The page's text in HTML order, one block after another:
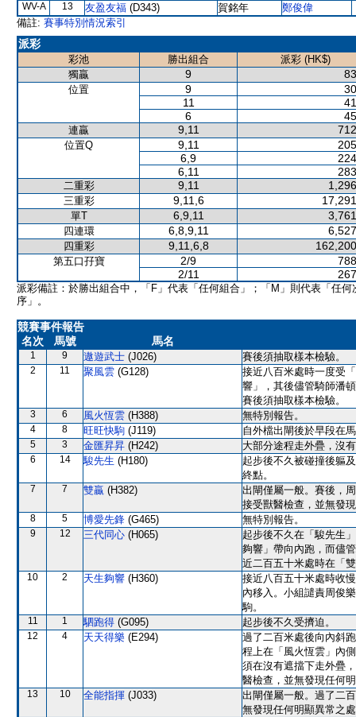
WV-A 13 友盈友福 (D343) 賀銘年
鄭俊偉
備註: 賽事特別情況索引
派彩
彩池 勝出組合
派彩 (HK$)
獨贏
9
位置 9
11
6
連贏 9,11
位置Q 9,11
6,9
6,11
二重彩 9,11
三重彩 9,11,6
單T 6,9,11
四連環 6,8,9,11
四重彩 9,11,6,8
第五口孖寶 2/9
2/11
派彩備註：於勝出組合中，「F」代表「任何組合」；「M」則代表「任何
序」。
競賽事件報告
名次
馬號 馬名
1 9 遨遊武士 (J026) 賽後須抽取樣本檢驗。
2 11 聚風雲 (G128)
接近八百米處時一度受
響」，其後儘管騎師潘
賽後須抽取樣本檢驗。
3 6 風火恆雲 (H388) 無特別報告。
4 8 旺旺快駒 (J119) 自外檔出閘後於早段在
5 3 金匯昇昇 (H242) 大部分途程走外疊，沒
6 14 駿先生 (H180)
起步後不久被碰撞後軀
終點。
7 7 雙贏 (H382)
出閘僅屬一般。賽後，
接受獸醫檢查，並無發
8 5 博愛先鋒 (G465) 無特別報告。
9 12 三代同心 (H065)
起步後不久在「駿先生
夠響」帶向內跑，而儘
近二百五十米處時在「
10 2 天生夠響 (H360)
接近八百五十米處時收
內移入。小組譴責周俊
駒。
11 1 駟跑得 (G095) 起步後不久受擠迫。
12 4 天天得樂 (E294)
過了二百米處後向內斜
程上在「風火恆雲」內
須在沒有遮擋下走外疊
醫檢查，並無發現任何
13 10 全能指揮 (J033)
出閘僅屬一般。過了二
無發現任何明顯異常之